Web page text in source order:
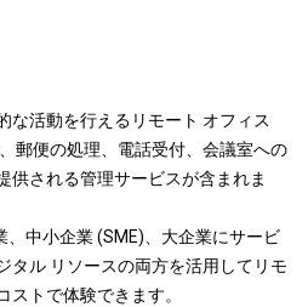
な活動を行えるリモート オフィス
郵便の処理、電話受付、会議室への
供される管理サービスが含まれま
中小企業 (SME)、大企業にサービ
タル リソースの両方を活用してリモ
トで体験できます。